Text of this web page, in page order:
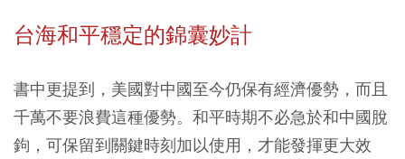
台海和平穩定的錦囊妙計
書中更提到，美國對中國至今仍保有經濟優勢，而且
千萬不要浪費這種優勢。和平時期不必急於和中國脫
鉤，可保留到關鍵時刻加以使用，才能發揮更大效